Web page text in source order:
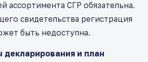
ассортимента СГР обязательна.
свидетельства регистрация
быть недоступна.
декларирования и план